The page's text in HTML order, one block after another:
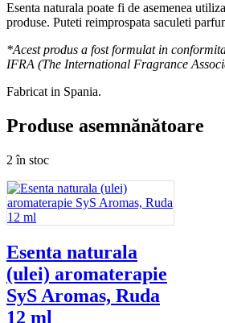
Esenta naturala poate fi de asemenea
produse. Puteti reimprospata saculeti
*Acest produs a fost formulat in
IFRA (The International Fragrance
Fabricat in Spania.
Produse asemnănătoare
2 în stoc
Esenta naturala
(ulei) aromaterapie
SyS Aromas, Ruda
12 ml